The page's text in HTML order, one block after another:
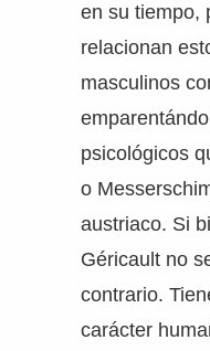
en su tiempo,
relacionan
masculinos
psicológicos
o
austriaco. Si
Géricault no
contrario.
carácter